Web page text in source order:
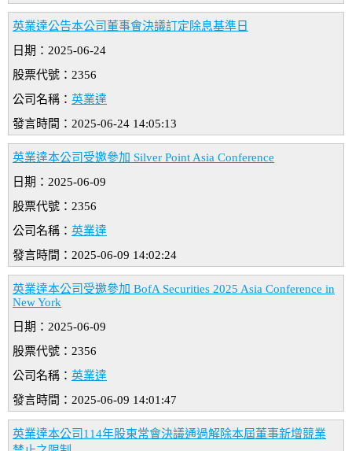
英業達公告本公司董事會決議訂定除息基準日
日期：2025-06-24
股票代號：2356
公司名稱： 英業達
發言時間：2025-06-24 14:05:13
英業達本公司受邀參加 Silver Point Asia Conference
日期：2025-06-09
股票代號：2356
公司名稱： 英業達
發言時間：2025-06-09 14:02:24
英業達本公司受邀參加 BofA Securities 2025 Asia Conference in
New York
日期：2025-06-09
股票代號：2356
公司名稱： 英業達
發言時間：2025-06-09 14:01:47
英業達本公司114年股東常會決議通過解除本屆董事新增競業